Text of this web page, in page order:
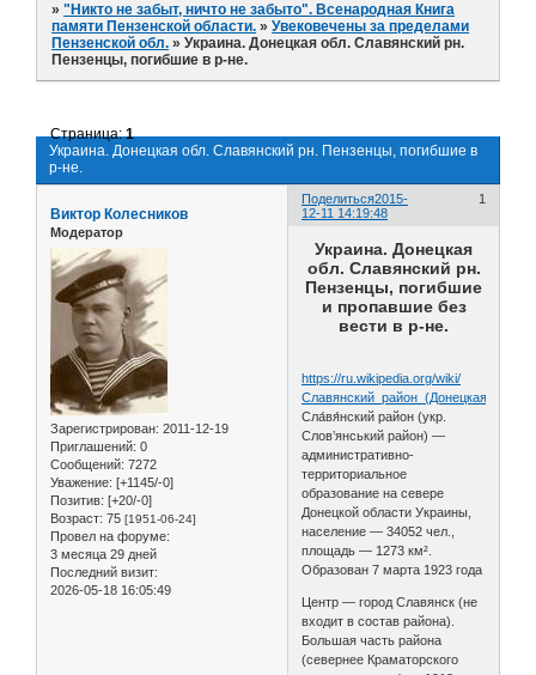
»"Никто не забыт, ничто не забыто". Всенародная Книга
памяти Пензенской области. »Увековечены за пределами
Пензенской обл. »Украина. Донецкая обл. Славянский рн.
Пензенцы, погибшие в р-не.
Украина. Донецкая обл. Славянский рн. Пензенцы, погибшие в
р-не.
Страница:1
Поделиться 1
2015-
12-11 14:19:48
Виктор Колесников
Модератор
Зарегистрирован: 2011-12-19
Приглашений: 0
Сообщений: 7272
Уважение: [+1145/-0]
Позитив: [+20/-0]
Возраст: 75 [1951-06-24]
Провел на форуме:
3 месяца 29 дней
Последний визит:
2026-05-18 16:05:49
Украина. Донецкая
обл. Славянский рн.
Пензенцы, погибшие
и пропавшие без
вести в р-не.
https://ru.wikipedia.org/wiki/
Сла́вя́нский район (укр.
Слов’янський район) —
административно-
территориальное
образование на севере
Донецкой области Украины,
население — 34052 чел.,
площадь — 1273 км².
Образован 7 марта 1923 года
Центр — город Славянск (не
входит в состав района).
Большая часть района
(севернее Краматорского